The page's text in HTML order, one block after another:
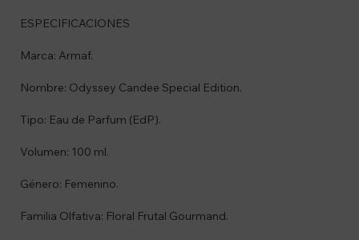
ESPECIFICACIONES
Marca: Armaf.
Nombre: Odyssey Candee Special Edition.
Tipo: Eau de Parfum (EdP).
Volumen: 100 ml.
Género: Femenino.
Familia Olfativa: Floral Frutal Gourmand.